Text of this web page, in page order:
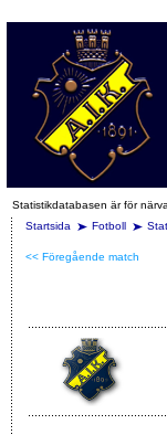
Statistikdatabasen är för
Startsida
Fotboll
<< Föregående match